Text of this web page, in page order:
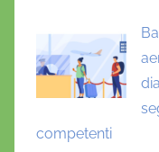
o
N
r
competenti